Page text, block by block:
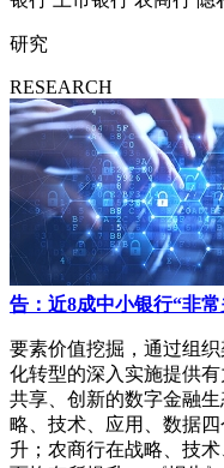
研究
RESEARCH
告：近8成中小银行“非
要素价值挖掘，通过组
化转型的深入实施提供有
共享、创新的数字金融
略、技术、应用、数据
升；农商行在战略、技